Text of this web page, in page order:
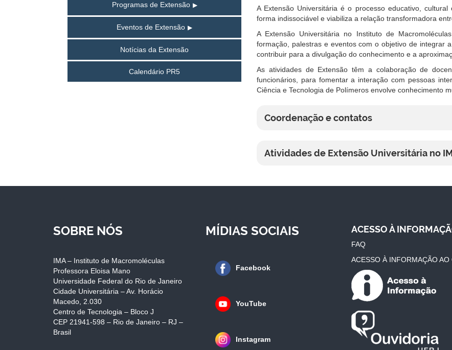
Programas de Extensão
Eventos de Extensão
Notícias da Extensão
Calendário PR5
A Extensão Universitária é o processo educativo,
forma indissociável e viabiliza a relação transformadora
A Extensão Universitária no Instituto de
formação, palestras e eventos com o objetivo de integrar
contribuir para a divulgação do conhecimento e a
As atividades de Extensão têm a colaboração de
funcionários, para fomentar a interação com pessoas
Ciência e Tecnologia de Polímeros envolve conhecimento
Coordenação e contatos
Atividades de Extensão Universitária no
SOBRE NÓS
IMA – Instituto de Macromoléculas
Professora Eloisa Mano
Universidade Federal do Rio de Janeiro
Cidade Universitária – Av. Horácio
Macedo, 2.030
Centro de Tecnologia – Bloco J
CEP 21941-598 – Rio de Janeiro – RJ –
Brasil
MÍDIAS SOCIAIS
Facebook
YouTube
Instagram
ACESSO À
FAQ
ACESSO À INFORMAÇÃO AO